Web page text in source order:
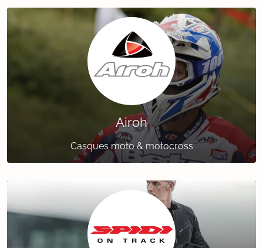
Airoh
Casques moto & motocross